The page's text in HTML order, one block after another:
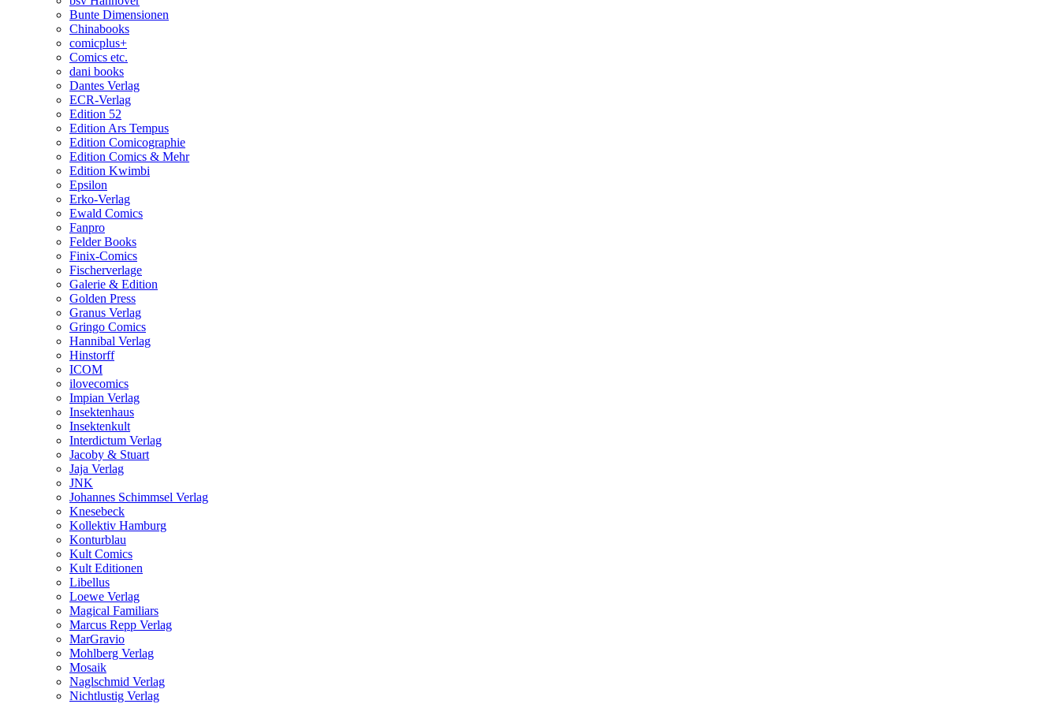
Bunte Dimensionen
Chinabooks
comicplus+
Comics etc.
dani books
Dantes Verlag
ECR-Verlag
Edition 52
Edition Ars Tempus
Edition Comicographie
Edition Comics & Mehr
Edition Kwimbi
Epsilon
Erko-Verlag
Ewald Comics
Fanpro
Felder Books
Finix-Comics
Fischerverlage
Galerie & Edition
Golden Press
Granus Verlag
Gringo Comics
Hannibal Verlag
Hinstorff
ICOM
ilovecomics
Impian Verlag
Insektenhaus
Insektenkult
Interdictum Verlag
Jacoby & Stuart
Jaja Verlag
JNK
Johannes Schimmsel Verlag
Knesebeck
Kollektiv Hamburg
Konturblau
Kult Comics
Kult Editionen
Libellus
Loewe Verlag
Magical Familiars
Marcus Repp Verlag
MarGravio
Mohlberg Verlag
Mosaik
Naglschmid Verlag
Nichtlustig Verlag